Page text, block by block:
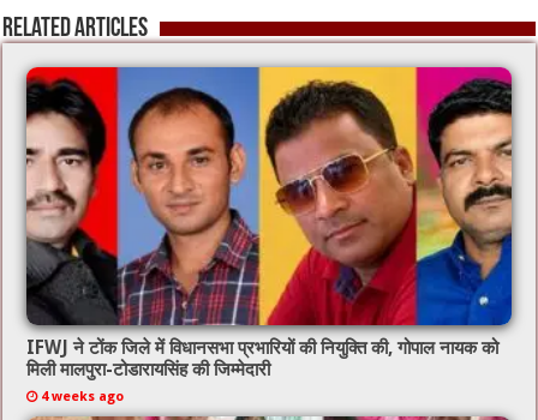
Related Articles
IFWJ ने टोंक जिले में विधानसभा प्रभारियों की नियुक्ति की, गोपाल नायक को
मिली मालपुरा-टोडारायसिंह की जिम्मेदारी
4 weeks ago